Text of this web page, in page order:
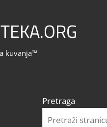
kuvanja™
Pretraga